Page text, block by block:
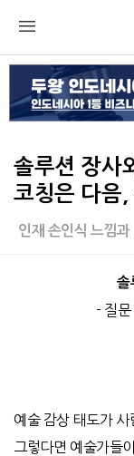
솔루션 장사
코칭은 다음,
인재 손인식 느낌과
솔
- 질문
예술 감상 태도가 사
그렇다면 예술가들